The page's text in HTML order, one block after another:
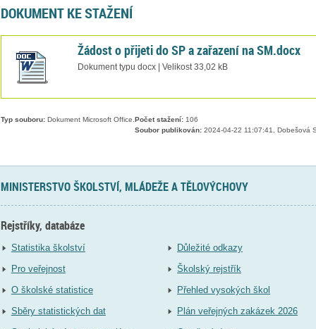
DOKUMENT KE STAŽENÍ
Žádost o přijeti do SP a zařazení na SM.docx
Dokument typu docx | Velikost 33,02 kB
Typ souboru:Dokument Microsoft Office. Počet stažení:106
Soubor publikován:2024-04-22 11:07:41, Dobešová
MINISTERSTVO ŠKOLSTVÍ, MLÁDEŽE A TĚLOVÝCHOVY
Rejstříky, databáze
Statistika školství
Pro veřejnost
O školské statistice
Sběry statistických dat
Důležité odkazy
Školský rejstřík
Přehled vysokých škol
Plán veřejných zakázek 2026